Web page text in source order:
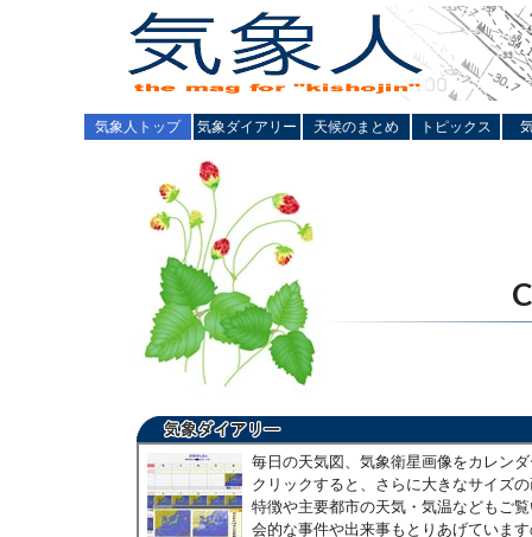
気象人トップ 気象ダイアリー 天候のまとめ トピックス
毎日の天気図、気象衛星画像をカレン
クリックすると、さらに大きなサイズ
特徴や主要都市の天気・気温などもご
会的な事件や出来事もとりあげていま